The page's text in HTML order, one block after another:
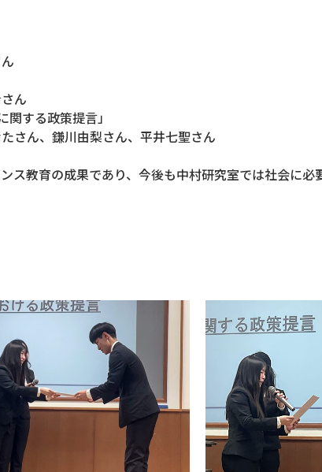
ん
する政策提言」
さん、鎌川由梨さん、平井七聖さん
ス教育の成果であり、今後も中村研究室では社会に必